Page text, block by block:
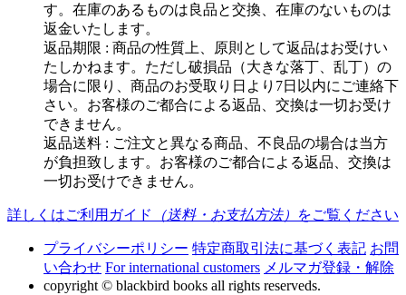
す。在庫のあるものは良品と交換、在庫のないものは
返金いたします。
返品期限 : 商品の性質上、原則として返品はお受けい
たしかねます。ただし破損品（大きな落丁、乱丁）の
場合に限り、商品のお受取り日より7日以内にご連絡下
さい。お客様のご都合による返品、交換は一切お受け
できません。
返品送料 : ご注文と異なる商品、不良品の場合は当方
が負担致します。お客様のご都合による返品、交換は
一切お受けできません。
詳しくはご利用ガイド （送料・お支払方法） をご覧ください
プライバシーポリシー 特定商取引法に基づく表記 お問
い合わせ For international customers メルマガ登録・解除
copyright © blackbird books all rights reserveds.